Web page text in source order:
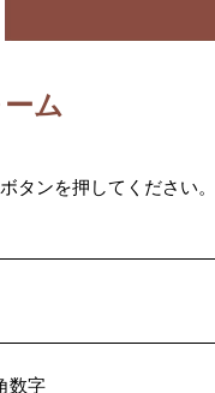
ム
タンを押してください。
数字